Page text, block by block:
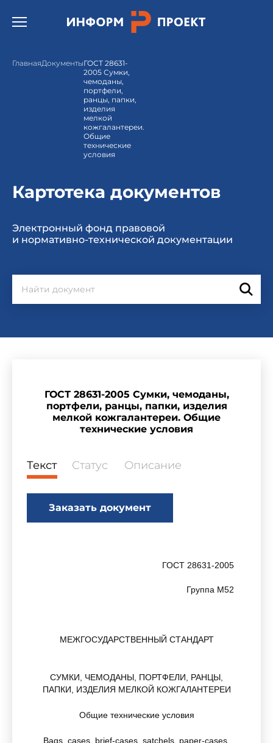
Открыть бургер меню.
ГлавнаяДокументыГОСТ 28631-
2005 Сумки,
чемоданы,
портфели,
ранцы, папки,
изделия
мелкой
кожгалантереи.
Общие
технические
условия
Картотека документов
Электронный фонд правовой
и нормативно-технической документации
ГОСТ 28631-2005 Сумки, чемоданы,
портфели, ранцы, папки, изделия
мелкой кожгалантереи. Общие
технические условия
Текст Статус Описание
Заказать документ
ГОСТ 28631-2005
Группа М52
МЕЖГОСУДАРСТВЕННЫЙ СТАНДАРТ
СУМКИ, ЧЕМОДАНЫ, ПОРТФЕЛИ, РАНЦЫ,
ПАПКИ, ИЗДЕЛИЯ МЕЛКОЙ КОЖГАЛАНТЕРЕИ
Общие технические условия
Bags, cases, brief-cases, satchels, paper-cases,